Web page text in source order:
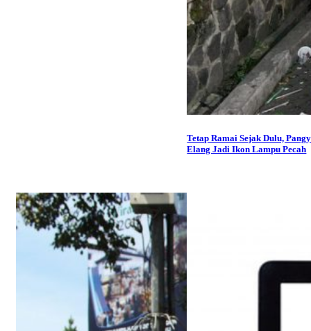
Tetap Ramai Sejak Dulu,
Elang Jadi Ikon Lampu Pecah